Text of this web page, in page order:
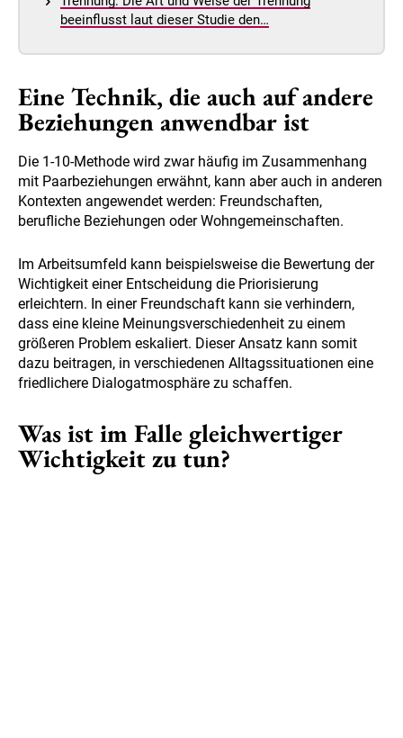
beeinflusst laut dieser Studie den…
Eine Technik, die auch auf andere
Beziehungen anwendbar ist
Die 1-10-Methode wird zwar häufig im Zusammenhang
mit Paarbeziehungen erwähnt, kann aber auch in anderen
Kontexten angewendet werden: Freundschaften,
berufliche Beziehungen oder Wohngemeinschaften.
Im Arbeitsumfeld kann beispielsweise die Bewertung der
Wichtigkeit einer Entscheidung die Priorisierung
erleichtern. In einer Freundschaft kann sie verhindern,
dass eine kleine Meinungsverschiedenheit zu einem
größeren Problem eskaliert. Dieser Ansatz kann somit
dazu beitragen, in verschiedenen Alltagssituationen eine
friedlichere Dialogatmosphäre zu schaffen.
Was ist im Falle gleichwertiger
Wichtigkeit zu tun?